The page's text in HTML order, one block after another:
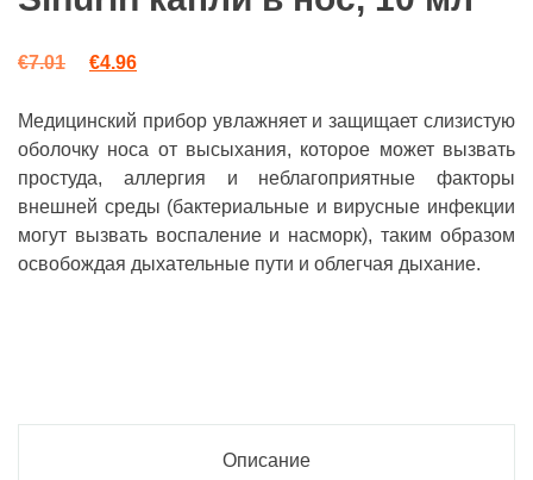
опроса
€7.01 Первоначальная цена составляла €7.01.
€4.96Текущая цена: €4.96.
Медицинский прибор увлажняет и защищает слизистую
оболочку носа от высыхания, которое может вызвать
простуда, аллергия и неблагоприятные факторы
внешней среды (бактериальные и вирусные инфекции
могут вызвать воспаление и насморк), таким образом
освобождая дыхательные пути и облегчая дыхание.
Описание